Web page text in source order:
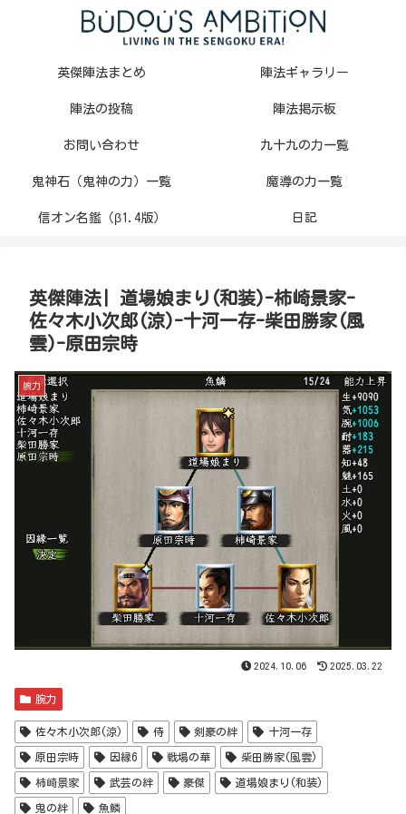
英傑陣法まとめ 陣法ギャラリー
陣法の投稿 陣法掲示板
お問い合わせ 九十九の力一覧
鬼神石（鬼神の力）一覧 魔導の力一覧
信オン名鑑（β1.4版） 日記
英傑陣法| 道場娘まり(和装)-柿崎景家-
佐々木小次郎(涼)-十河一存-柴田勝家(風
雲)-原田宗時
腕力
2024.10.06 2025.03.22
腕力
佐々木小次郎(涼) 侍 剣豪の絆 十河一存
原田宗時 因縁6 戦場の華 柴田勝家(風雲)
柿崎景家 武芸の絆 豪傑 道場娘まり(和装)
鬼の絆 魚鱗